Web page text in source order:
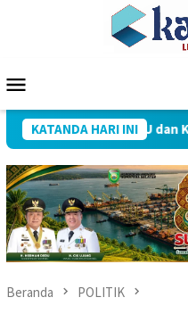
Mobile
KATANDA HARI INI
Sejumlah PJU dan Kapolsek
Beranda POLITIK